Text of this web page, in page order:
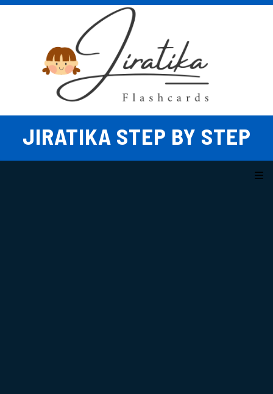
Skip
JIRATIKA STEP BY STEP